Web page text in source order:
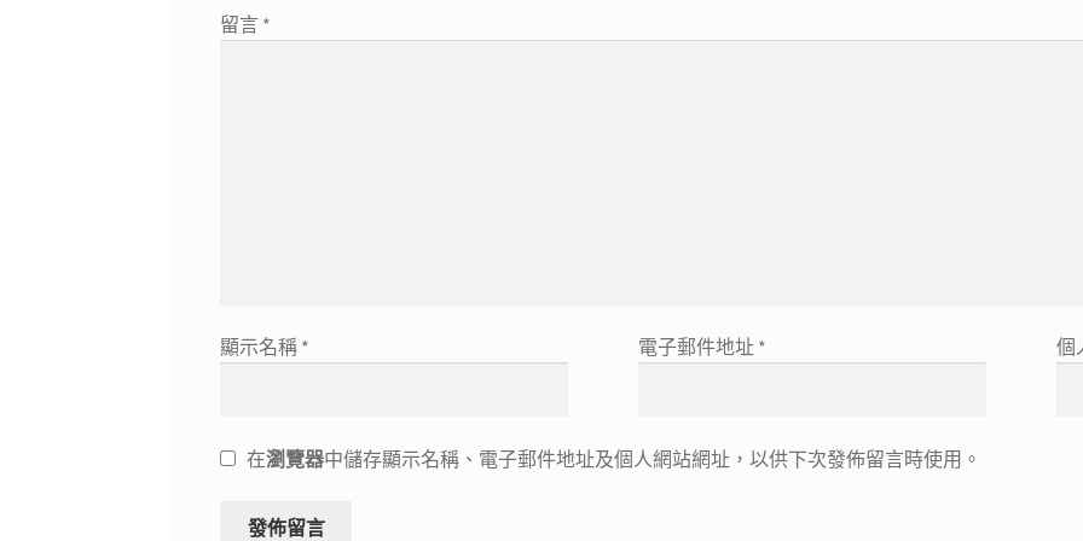
留言 *
顯示名稱 * 電子郵件地址 * 個
在瀏覽器中儲存顯示名稱、電子郵件地址及個人網站網址，以供下次發佈留言時使用。